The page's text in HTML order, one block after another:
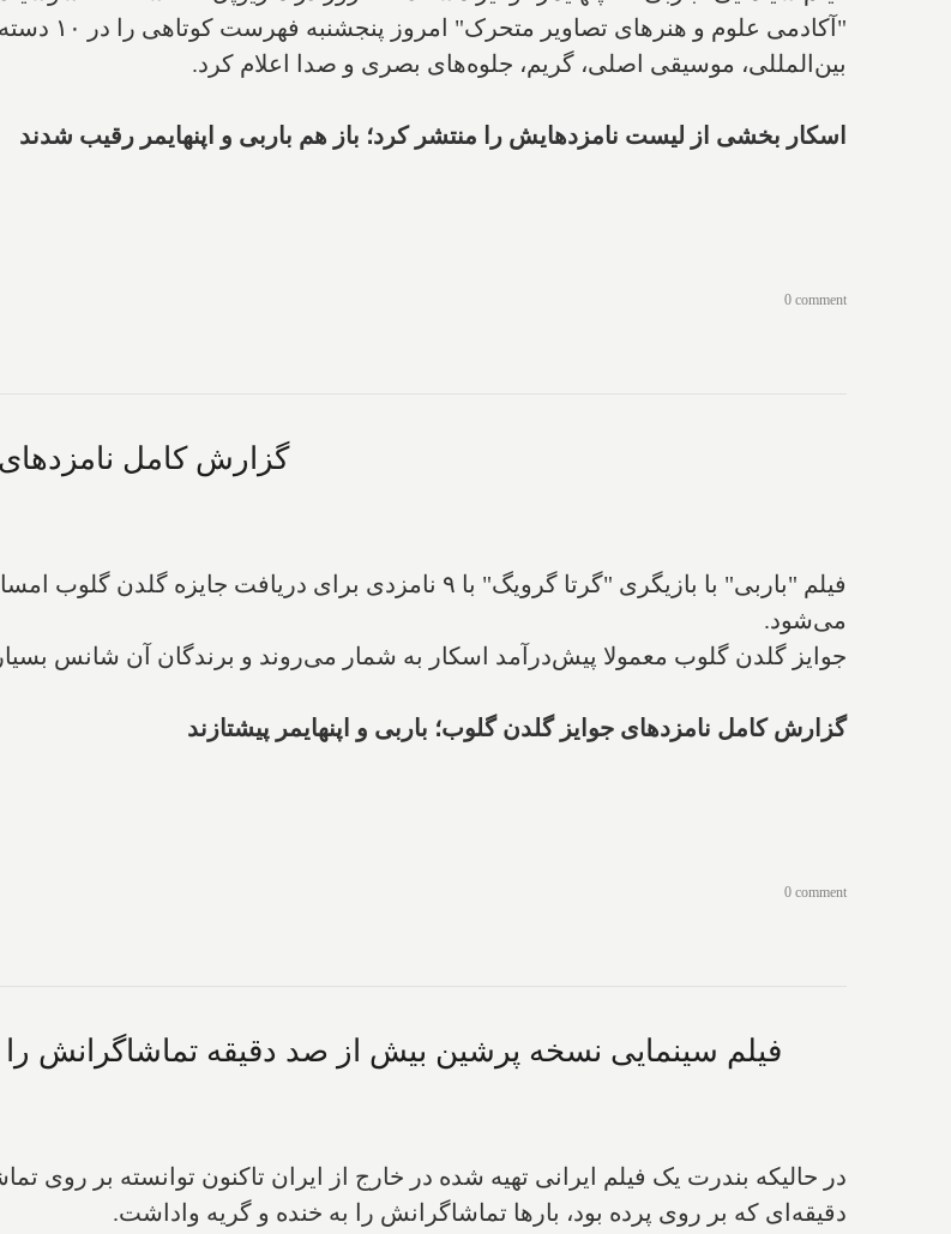
"آکادمی
بین‌المللی، موسیقی اصلی، گریم، جلوه‌های بصری و صدا اعلام کرد.
اسکار بخشی از لیست نامزدهایش را منتشر کرد؛ باز هم باربی و اپنهایمر رقیب شدند
0 comment
گزارش کامل نامزدهای
فیلم "باربی" با بازیگری "گرتا گرویگ" با ۹ نامزدی برای
می‌شود.
جوایز گلدن گلوب معمولا پیش‌درآمد اسکار به شمار می‌روند و برندگان آن شانس
گزارش کامل نامزدهای جوایز گلدن گلوب؛ باربی و اپنهایمر پیشتازند
0 comment
فیلم سینمایی نسخه پرشین بیش از صد دقیقه تماشاگرانش را
دقیقه‌ای که بر روی پرده بود، بارها تماشاگرانش را به خنده و گریه واداشت.